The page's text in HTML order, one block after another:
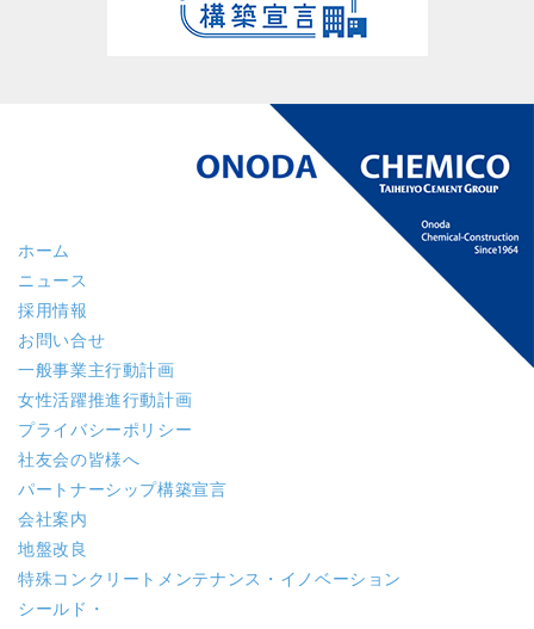
ホーム
ニュース
採用情報
お問い合せ
一般事業主行動計画
女性活躍推進行動計画
プライバシーポリシー
社友会の皆様へ
パートナーシップ構築宣言
会社案内
地盤改良
特殊コンクリート メンテナンス・イノベーション
シールド・